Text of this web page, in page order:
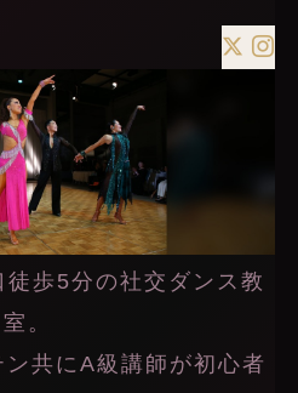
歩5分の社交ダンス教
室。
共にA級講師が初心者